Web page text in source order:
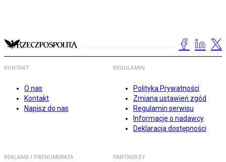
KONTAKT
O nas
Kontakt
Napisz do nas
REGULAMIN
Polityka Prywatności
Zmiana ustawień zgód
Regulamin serwisu
Informacje o nadawcy
Deklaracja dostępności
REKLAMA I PRENUMERATA PARTNERZY